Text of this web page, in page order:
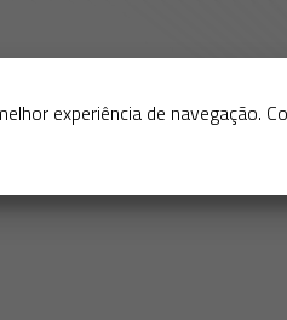
experiência de navegação.